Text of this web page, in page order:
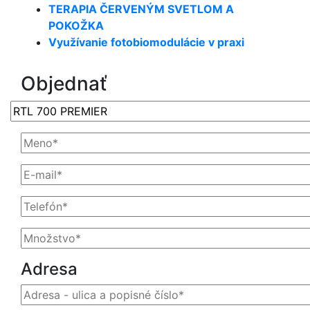
TERAPIA ČERVENÝM SVETLOM A
POKOŽKA
Využívanie fotobiomodulácie v praxi
Objednať
Adresa